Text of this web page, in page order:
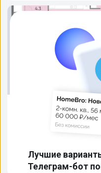
4-комн. кв., от 103.3 м², 5-
На карте
Сдача: сдан, 1 кв. 2026г. · 6
Москворечье
Борисово
8 мин
ИсточникДомклик
Лучшие
Телеграм-бот